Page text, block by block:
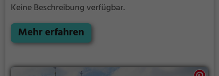
Keine Beschreibung verfügbar.
Mehr erfahren